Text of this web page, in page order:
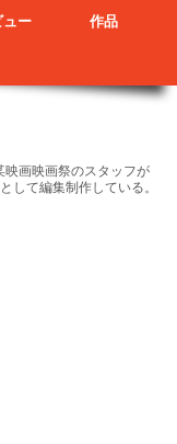
ュー 作品
画映画祭のスタッフが
して編集制作している。